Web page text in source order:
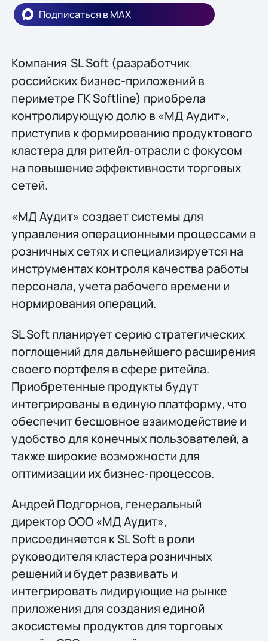
Подписаться в MAX
Компания SL Soft (разработчик
российских бизнес-приложений в
периметре ГК Softline) приобрела
контролирующую долю в «МД Аудит»,
приступив к формированию продуктового
кластера для ритейл-отрасли с фокусом
на повышение эффективности торговых
сетей.
«МД Аудит» создает системы для
управления операционными процессами в
розничных сетях и специализируется на
инструментах контроля качества работы
персонала, учета рабочего времени и
нормирования операций.
SL Soft планирует серию стратегических
поглощений для дальнейшего расширения
своего портфеля в сфере ритейла.
Приобретенные продукты будут
интегрированы в единую платформу, что
обеспечит бесшовное взаимодействие и
удобство для конечных пользователей, а
также широкие возможности для
оптимизации их бизнес-процессов.
Андрей Подгорнов, генеральный
директор ООО «МД Аудит»,
присоединяется к SL Soft в роли
руководителя кластера розничных
решений и будет развивать и
интегрировать лидирующие на рынке
приложения для создания единой
экосистемы продуктов для торговых